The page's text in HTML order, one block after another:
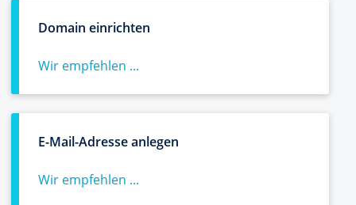
Domain einrichten
Wir empfehlen ...
E-Mail-Adresse anlegen
Wir empfehlen ...